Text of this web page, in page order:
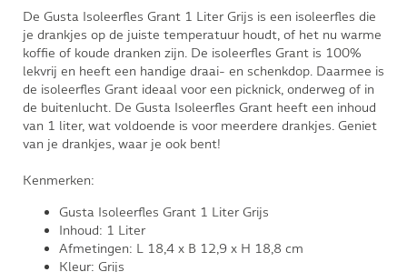
De Gusta Isoleerfles Grant 1 Liter Grijs is een isoleerfles die
je drankjes op de juiste temperatuur houdt, of het nu warme
koffie of koude dranken zijn. De isoleerfles Grant is 100%
lekvrij en heeft een handige draai- en schenkdop. Daarmee is
de isoleerfles Grant ideaal voor een picknick, onderweg of in
de buitenlucht. De Gusta Isoleerfles Grant heeft een inhoud
van 1 liter, wat voldoende is voor meerdere drankjes. Geniet
van je drankjes, waar je ook bent!
Kenmerken:
Gusta Isoleerfles Grant 1 Liter Grijs
Inhoud: 1 Liter
Afmetingen: L 18,4 x B 12,9 x H 18,8 cm
Kleur: Grijs